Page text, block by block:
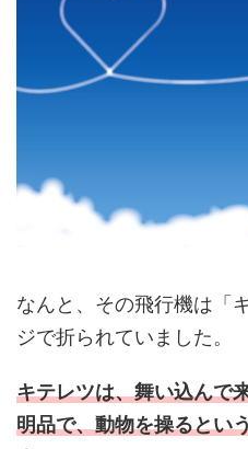
なんと、その飛行機は「
ジで折られていました。
キテレツは、舞い込んで
明品で、動物を操るとい